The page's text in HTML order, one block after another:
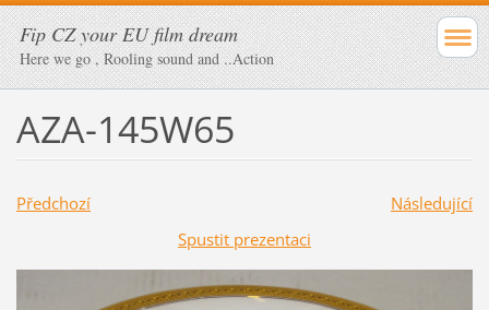
Fip CZ your EU film dream
Here we go , Rooling sound and ..Action
AZA-145W65
Předchozí
Následující
Spustit prezentaci